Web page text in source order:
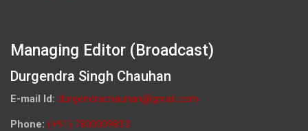
Managing Editor (Broadcast)
Durgendra Singh Chauhan
E-mail Id: durgendrachauhan@gmail.com
Phone: (+91) 7800009813